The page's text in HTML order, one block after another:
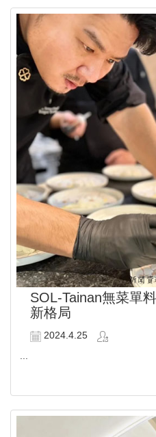
SOL-Tainan無菜單
新格局
2024.4.25
...